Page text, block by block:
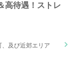
待遇！ストレ
及び近郊エリア